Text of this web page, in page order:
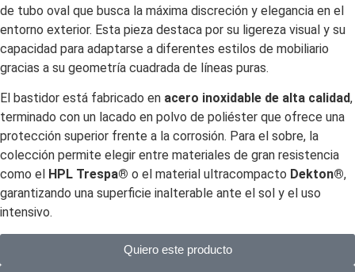
de tubo oval que busca la máxima discreción y elegancia en el
entorno exterior. Esta pieza destaca por su ligereza visual y su
capacidad para adaptarse a diferentes estilos de mobiliario
gracias a su geometría cuadrada de líneas puras.
El bastidor está fabricado en acero inoxidable de alta calidad,
terminado con un lacado en polvo de poliéster que ofrece una
protección superior frente a la corrosión. Para el sobre, la
colección permite elegir entre materiales de gran resistencia
como el
HPL Trespa® o el material ultracompacto Dekton®,
garantizando una superficie inalterable ante el sol y el uso
intensivo.
Quiero este producto